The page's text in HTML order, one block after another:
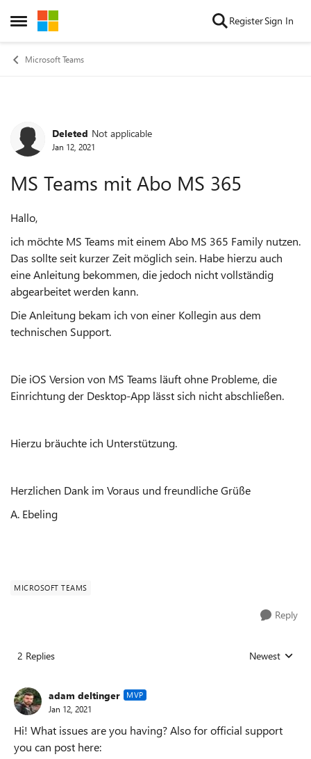
Open Side Menu
Skip to content RegisterSign In
Microsoft Teams
Forum Discussion
Deleted Not applicable
Jan 12, 2021
MS Teams mit Abo MS 365
Hallo,
ich möchte MS Teams mit einem Abo MS 365 Family nutzen.
Das sollte seit kurzer Zeit möglich sein. Habe hierzu auch
eine Anleitung bekommen, die jedoch nicht vollständig
abgearbeitet werden kann.
Die Anleitung bekam ich von einer Kollegin aus dem
technischen Support.
Die iOS Version von MS Teams läuft ohne Probleme, die
Einrichtung der Desktop-App lässt sich nicht abschließen.
Hierzu bräuchte ich Unterstützung.
Herzlichen Dank im Voraus und freundliche Grüße
A. Ebeling
MICROSOFT TEAMS
Reply
2 Replies Replies sorted
Newest
adam deltinger MVP
Jan 12, 2021
Hi! What issues are you having? Also for official support
you can post here: